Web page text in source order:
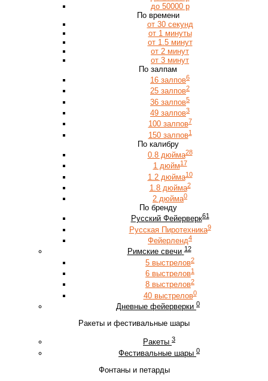
до 50000 р
По времени
от 30 секунд
от 1 минуты
от 1.5 минут
от 2 минут
от 3 минут
По залпам
16 залпов6
25 залпов2
36 залпов5
49 залпов3
100 залпов7
150 залпов1
По калибру
0.8 дюйма28
1 дюйм17
1.2 дюйма10
1.8 дюйма2
2 дюйма0
По бренду
Русский Фейерверк61
Русская Пиротехника9
Фейерленд4
Римские свечи 12
5 выстрелов2
6 выстрелов1
8 выстрелов2
40 выстрелов0
Дневные фейерверки 0
Ракеты и фестивальные шары
Ракеты 3
Фестивальные шары 0
Фонтаны и петарды